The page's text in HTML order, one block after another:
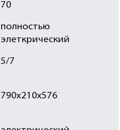
70
полностью
элеткрический
5/7
790х210х576